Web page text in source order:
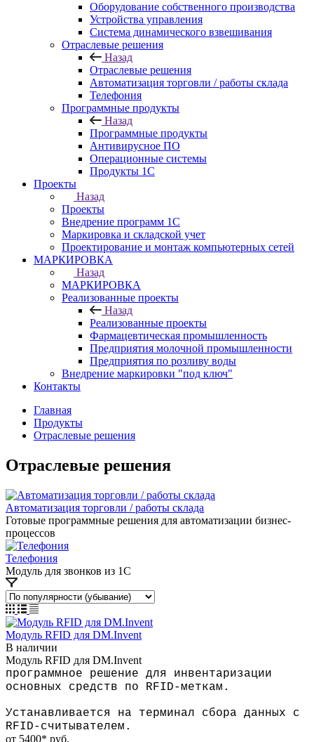
Оборудование собственного производства
Устройства управления
Система динамического взвешивания
Отраслевые решения
Назад
Отраслевые решения
Автоматизация торговли / работы склада
Телефония
Программные продукты
Назад
Программные продукты
Антивирусное ПО
Операционные системы
Продукты 1C
Проекты
Назад
Проекты
Внедрение программ 1С
Маркировка и складской учет
Проектирование и монтаж компьютерных сетей
МАРКИРОВКА
Назад
МАРКИРОВКА
Реализованные проекты
Назад
Реализованные проекты
Фармацевтическая промышленность
Предприятия молочной промышленности
Предприятия по розливу воды
Внедрение маркировки "под ключ"
Контакты
Главная
Продукты
Отраслевые решения
Отраслевые решения
Автоматизация торговли / работы склада
Готовые программные решения для автоматизации бизнес-
процессов
Телефония
Модуль для звонков из 1С
Модуль RFID для DM.Invent
В наличии
Модуль RFID для DM.Invent
программное решение для инвентаризации
основных средств по RFID-меткам.
Устанавливается на терминал сбора данных с
RFID-считывателем.
от 5400* руб.